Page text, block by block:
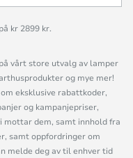
kr 2899 kr.
vårt store utvalg av lamper
og mye mer!
eksklusive rabattkoder,
og kampanjepriser,
mottar dem, samt innhold fra
samt oppfordringer om
melde deg av til enhver tid